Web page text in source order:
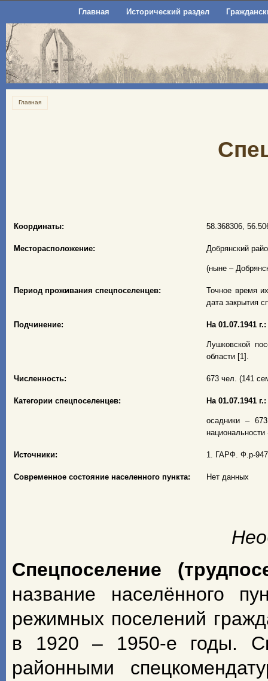
Главная Исторический раздел
Главная
Координаты: 58.368306,
Месторасположение: Добрянский
(ныне –
Период проживания спецпоселенцев:
Точное время
дата закрытия
Подчинение: На 01.07.1941 г.:
Лушковской
области [1].
Численность: 673 чел. (141
Категории спецпоселенцев: На 01.07.1941 г.:
осадники –
национальности
Источники: 1. ГАРФ. Ф.р-
Современное состояние населенного пункта: Нет данных
Спецпоселение
название населённого
режимных поселений
в 1920 – 1950-е годы.
районными